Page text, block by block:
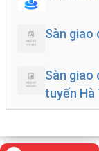
Sàn giao
Sàn giao
tuyến Hà